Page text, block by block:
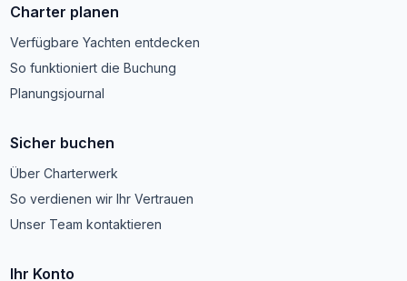
Charter planen
Verfügbare Yachten entdecken
So funktioniert die Buchung
Planungsjournal
Sicher buchen
Über Charterwerk
So verdienen wir Ihr Vertrauen
Unser Team kontaktieren
Ihr Konto